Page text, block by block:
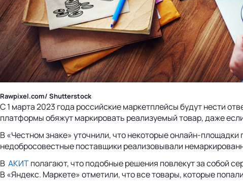
Rawpixel.com/ Shutterstock
С 1 марта 2023 года российские маркетплейсы будут нести
платформы обяжут маркировать реализуемый товар, даже
В «Честном знаке» уточнили, что некоторые онлайн-
недобросовестные поставщики реализовывали
В АКИТполагают, что подобные решения повлекут за собой
В «Яндекс. Маркете» отметили, что все товары, которые